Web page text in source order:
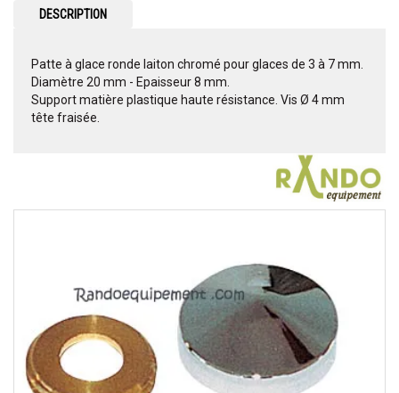
DESCRIPTION
Patte à glace ronde laiton chromé pour glaces de 3 à 7 mm.
Diamètre 20 mm - Epaisseur 8 mm.
Support matière plastique haute résistance. Vis Ø 4 mm
tête fraisée.